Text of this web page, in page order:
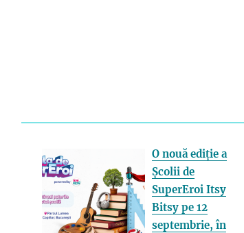
O nouă ediție a
Școlii de
SuperEroi Itsy
Bitsy pe 12
septembrie, în